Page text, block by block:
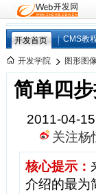
开发首页 CMS教
开发学院 图形图
简单四
2011-04-
关注杨
核心提示：
介绍的最为